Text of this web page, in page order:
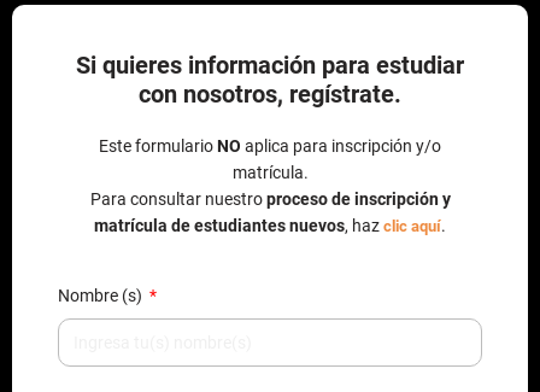
Si quieres información para estudiar
con nosotros, regístrate.
Este formularioNO aplica para inscripción y/o
matrícula.
Para consultar nuestroproceso de inscripción y
matrícula de estudiantes nuevos, haz clic aquí.
Nombre (s)